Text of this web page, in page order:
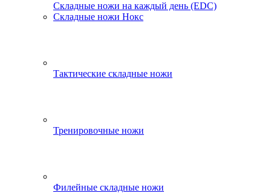
Складные ножи на каждый день (EDC)
Складные ножи Нокс
Тактические складные ножи
Тренировочные ножи
Филейные складные ножи